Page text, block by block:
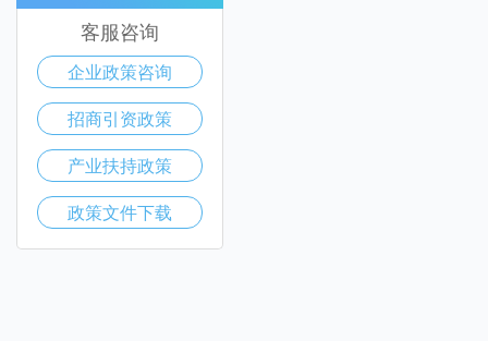
客服咨询
企业政策咨询
招商引资政策
产业扶持政策
政策文件下载